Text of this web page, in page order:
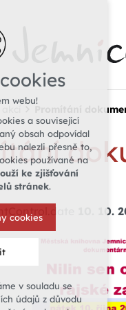
Promítání
10. 10.
webu!
a související
obsah odpovídal
nalezli přesně to,
používané na
ke zjišťování
stránek.
cookies
v souladu se
údajů z důvodu